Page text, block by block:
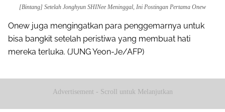
[Bintang] Setelah Jonghyun SHINee Meninggal, Ini Postingan Pertama Onew
Onew juga mengingatkan para penggemarnya untuk
bisa bangkit setelah peristiwa yang membuat hati
mereka terluka. (JUNG Yeon-Je/AFP)
Advertisement - Scroll untuk Melanjutkan